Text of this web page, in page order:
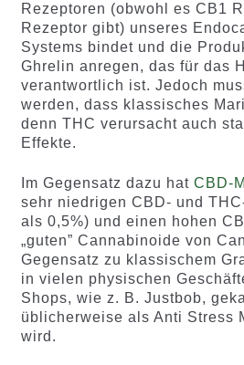
en
Rezeptoren (obwohl es CB1
Rezeptor gibt) unseres
Systems bindet und die
Ghrelin anregen, das für das
verantwortlich ist. Jedoch
werden, dass klassisches
denn THC verursacht auch
Effekte.
Im Gegensatz dazu hat CBD-
sehr niedrigen CBD- und
als 0,5%) und einen hohen
„guten” Cannabinoide von
Gegensatz zu klassischem
in vielen physischen
Shops, wie z. B. Justbob,
üblicherweise als Anti Stress
wird.